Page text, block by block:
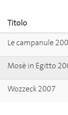
Titolo
Le campanule
Mosè in Egitto
Wozzeck 2007